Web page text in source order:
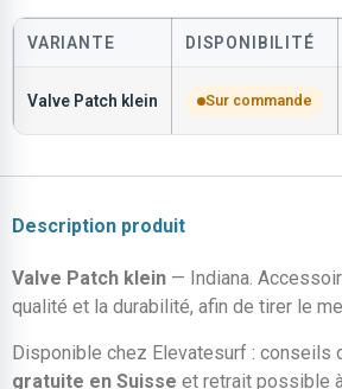
VARIANTE DISPONIBILITÉ
Valve Patch klein Sur commande
Description produit
Valve Patch klein — Indiana.
qualité et la durabilité, afin de tirer le
Disponible chez Elevatesurf : conseils
gratuite en Suisse et retrait possible